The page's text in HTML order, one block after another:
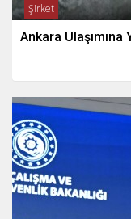
Şirket
Ankara